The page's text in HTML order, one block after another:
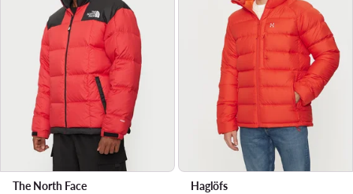
The North Face
Haglöfs